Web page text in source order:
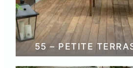
55 – PETITE